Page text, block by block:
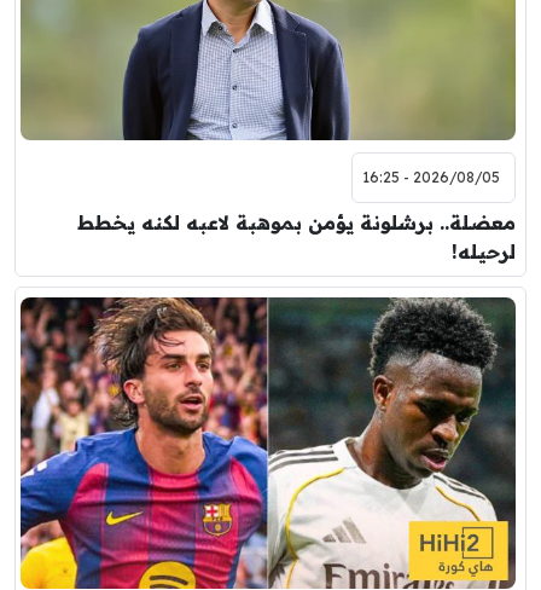
2026/08/05 - 16:25
معضلة.. برشلونة يؤمن بموهبة لاعبه لكنه يخطط
لرحيله!